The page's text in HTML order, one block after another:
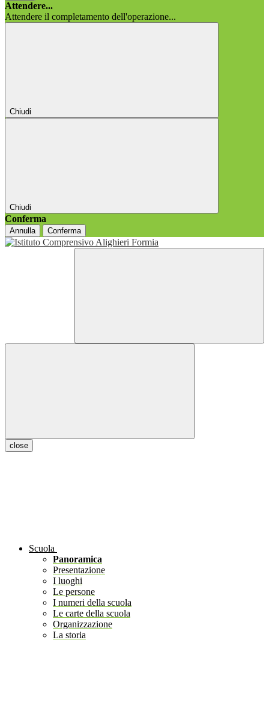
Attendere...
Attendere il completamento dell'operazione...
Chiudi
Chiudi
Conferma
Annulla Conferma
close
Scuola
Panoramica
Presentazione
I luoghi
Le persone
I numeri della scuola
Le carte della scuola
Organizzazione
La storia